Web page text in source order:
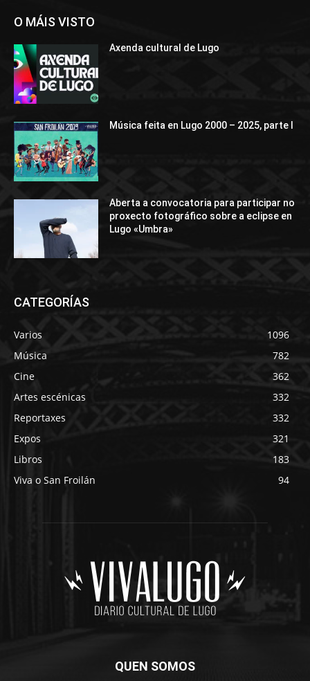
O MÁIS VISTO
Axenda cultural de Lugo
Música feita en Lugo 2000 – 2025, parte I
Aberta a convocatoria para participar no
proxecto fotográfico sobre a eclipse en
Lugo «Umbra»
CATEGORÍAS
Varios
1096
Música
782
Cine
362
Artes escénicas
332
Reportaxes
332
Expos
321
Libros
183
Viva o San Froilán
94
QUEN SOMOS